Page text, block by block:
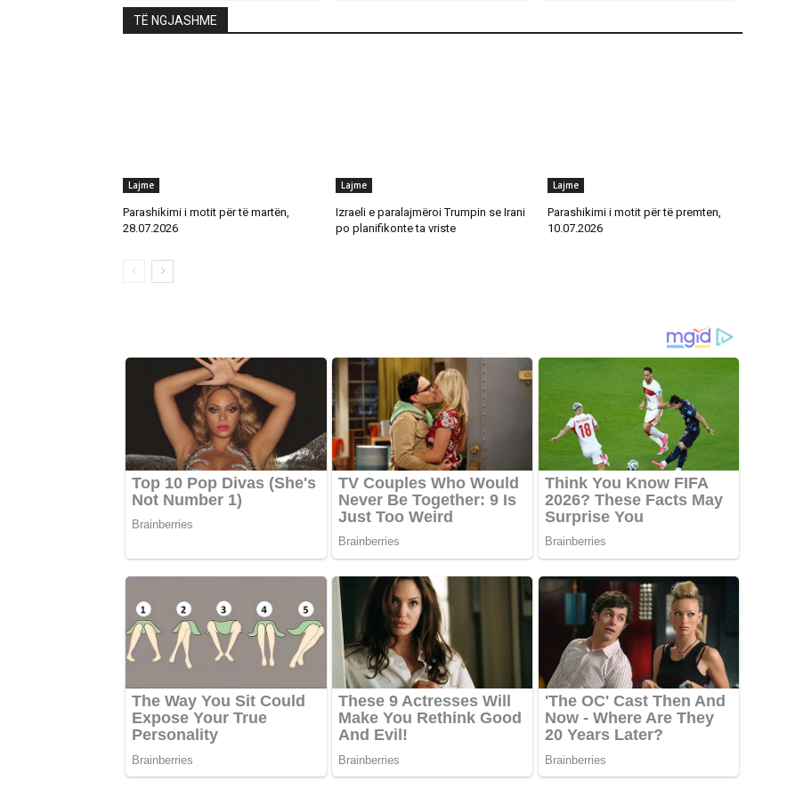
TË NGJASHME
Lajme
Parashikimi i motit për të martën,
28.07.2026
Lajme
Izraeli e paralajmëroi Trumpin se Irani
po planifikonte ta vriste
Lajme
Parashikimi i motit për të premten,
10.07.2026